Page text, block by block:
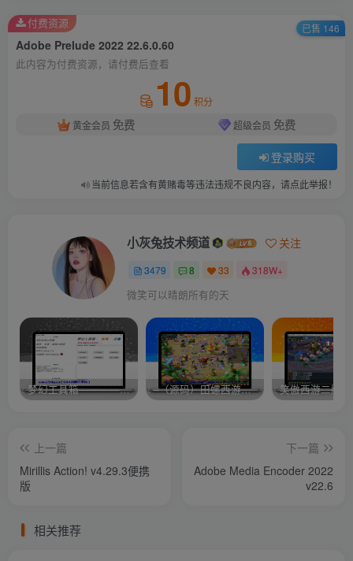
Adobe Prelude 2022 22.6.0.60
此内容为付费资源，请付费后查看
10 积分
黄金会员 免费 超级会员 免费
登录购买
当前信息若含有黄赌毒等违法违规不良内容，请点此举报！
付费资源 已售 146
小灰兔技术频道 关注
3479 8 33 318W+
微笑可以晴朗所有的天
梦幻工具箱————-免费 –（源码）田螺西游9.0 假人摆摊18门派飞升渡劫化圣助战最新BB谛听…. 笑傲西游二版-
上一篇
Mirillis Action! v4.29.3便携
版
下一篇
Adobe Media Encoder 2022
v22.6
相关推荐